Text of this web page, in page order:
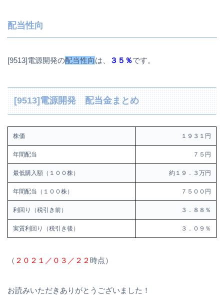
配当性向
[9513]電源開発の配当性向は、 ３５％です。
[9513]電源開発 配当金まとめ
株価 １９３１円
年間配当 ７５円
最低購入額（１００株） 約１９．３万円
年間配当（１００株） ７５００円
利回り（税引き前） ３．８８％
実質利回り（税引き後） ３．０９％
（ ２０２１／０３／２２時点）
お読みいただきありがとうございました！